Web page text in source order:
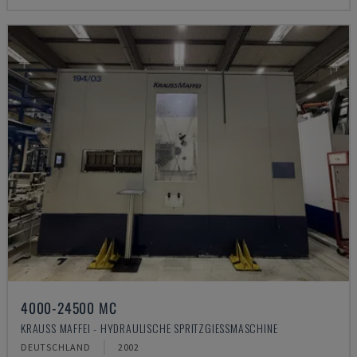
4000-24500 MC
KRAUSS MAFFEI - HYDRAULISCHE SPRITZGIESSMASCHINE
DEUTSCHLAND 2002